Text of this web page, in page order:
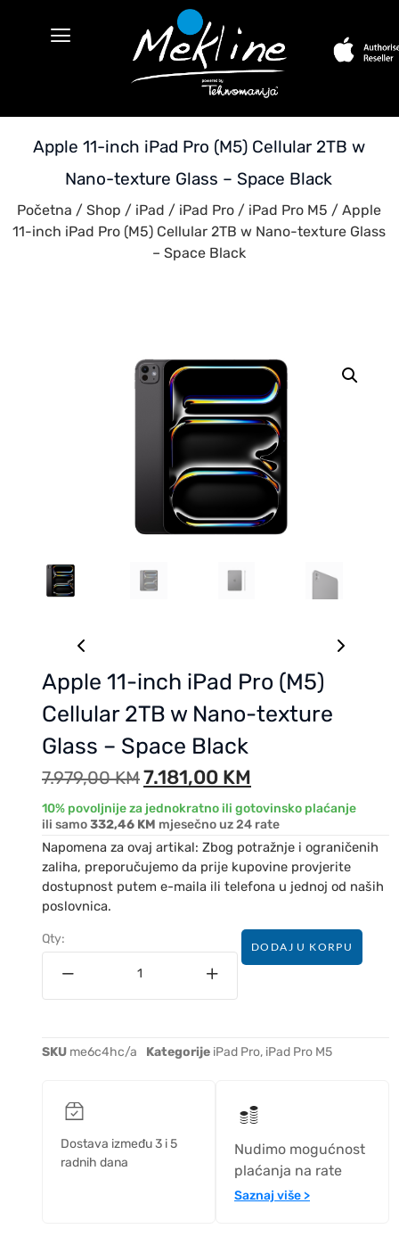
Apple 11-inch iPad Pro (M5) Cellular 2TB w
Nano-texture Glass – Space Black
Početna / Shop / iPad / iPad Pro/ iPad Pro M5 / Apple
11-inch iPad Pro (M5) Cellular 2TB w Nano-texture Glass
– Space Black
Apple 11-inch iPad Pro (M5)
Cellular 2TB w Nano-texture
Glass – Space Black
7.979,00KM7.181,00 KM
10% povoljnije za jednokratno ili gotovinsko plaćanje
ili samo332,46 KM mjesečno uz 24 rate
Napomena za ovaj artikal: Zbog potražnje i ograničenih
zaliha, preporučujemo da prije kupovine provjerite
dostupnost putem e-maila ili telefona u jednoj od naših
poslovnica.
Qty:
DODAJ U KORPU
SKU me6c4hc/a Kategorije iPad Pro, iPad Pro M5
Dostava između 3 i 5
radnih dana
Nudimo mogućnost
plaćanja na rate
Saznaj više >